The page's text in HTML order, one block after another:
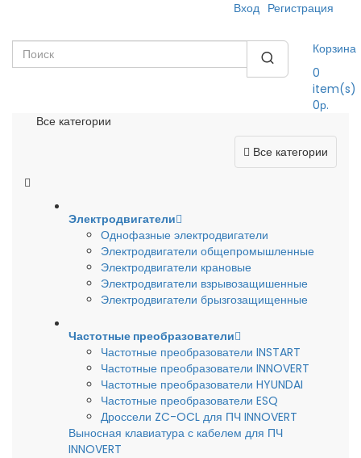
Вход Регистрация
Корзина
0
item(s)
0р.
Все категории
Все категории
Электродвигатели
Однофазные электродвигатели
Электродвигатели общепромышленные
Электродвигатели крановые
Электродвигатели взрывозащишенные
Электродвигатели брызгозащищенные
Частотные преобразователи
Частотные преобразователи INSTART
Частотные преобразователи INNOVERT
Частотные преобразователи HYUNDAI
Частотные преобразователи ESQ
Дроссели ZC-OCL для ПЧ INNOVERT
Выносная клавиатура с кабелем для ПЧ
INNOVERT